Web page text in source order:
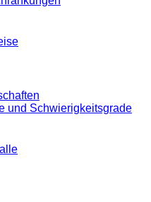
und Schwierigkeitsgrade